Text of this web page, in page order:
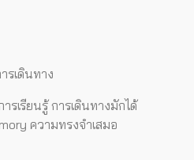
รเดินทาง
เรียนรู้ การเดินทางมักได้
ความทรงจำเสมอ